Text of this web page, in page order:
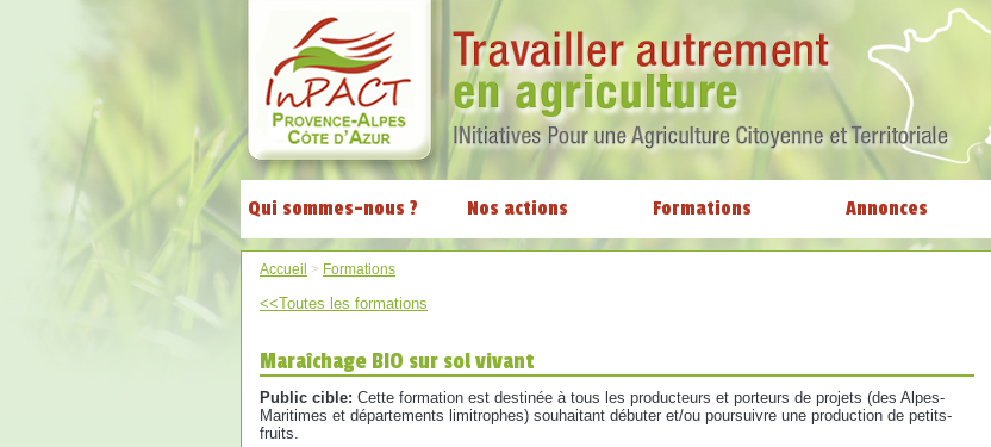
Qui sommes-nous ? Nos actions Formations Annonces
Accueil > Formations
<<Toutes les formations
Maraîchage BIO sur sol vivant
Public cible: Cette formation est destinée à tous les producteurs et porteurs de projets (des Alpes-
Maritimes et départements limitrophes) souhaitant débuter et/ou poursuivre une production de petits-
fruits.